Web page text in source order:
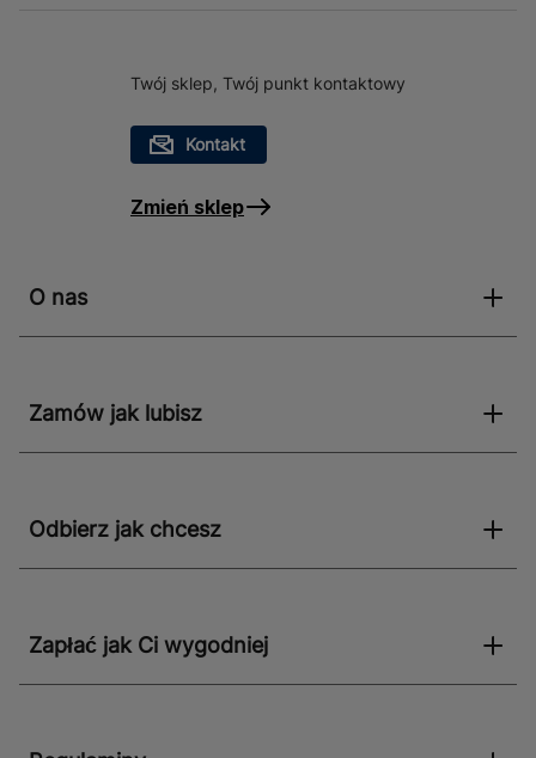
Twój sklep, Twój punkt kontaktowy
Kontakt
Zmień sklep
O nas
Zamów jak lubisz
Odbierz jak chcesz
Zapłać jak Ci wygodniej